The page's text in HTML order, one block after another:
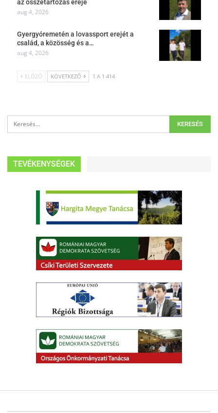
az összetartozás ereje
aug 4, 2026
Gyergyóremetén a lovassport erejét a
család, a közösség és a…
aug 4, 2026
ELŐZŐ KÖVETKEZŐ 1 A 1 414
TEVÉKENYSÉGEK